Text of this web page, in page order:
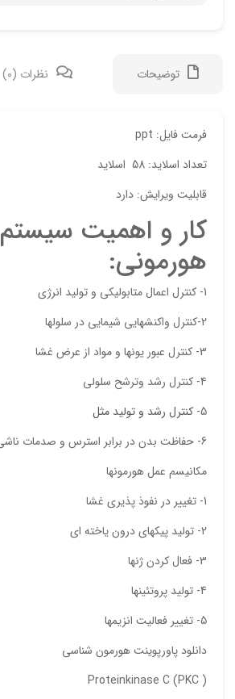
توضیحات نظرات (0)
فرمت فایل: ppt
تعداد اسلاید: 58 اسلاید
قابلیت ویرایش: دارد
كار و اهميت سيستم
هورموني:
1- كنترل اعمال متابوليكي و توليد انرژي
2-كنترل واكنشهايي شيمايي در سلولها
3- كنترل عبور يونها و مواد از عرض غشا
4- كنترل رشد وترشح سلولي
5- كنترل رشد و توليد مثل
6- حفاظت بدن در برابر استرس و صدمات ناشي از ان
مكانيسم عمل هورمونها
1- تغيير در نفوذ پذيري غشا
2- توليد پيكهاي درون ياخته اي
3- فعال كردن ژنها
4- توليد پروتئينها
5- تغيير فعاليت انزيمها
دانلود پاورپوینت هورمون شناسی
Proteinkinase C (PKC )